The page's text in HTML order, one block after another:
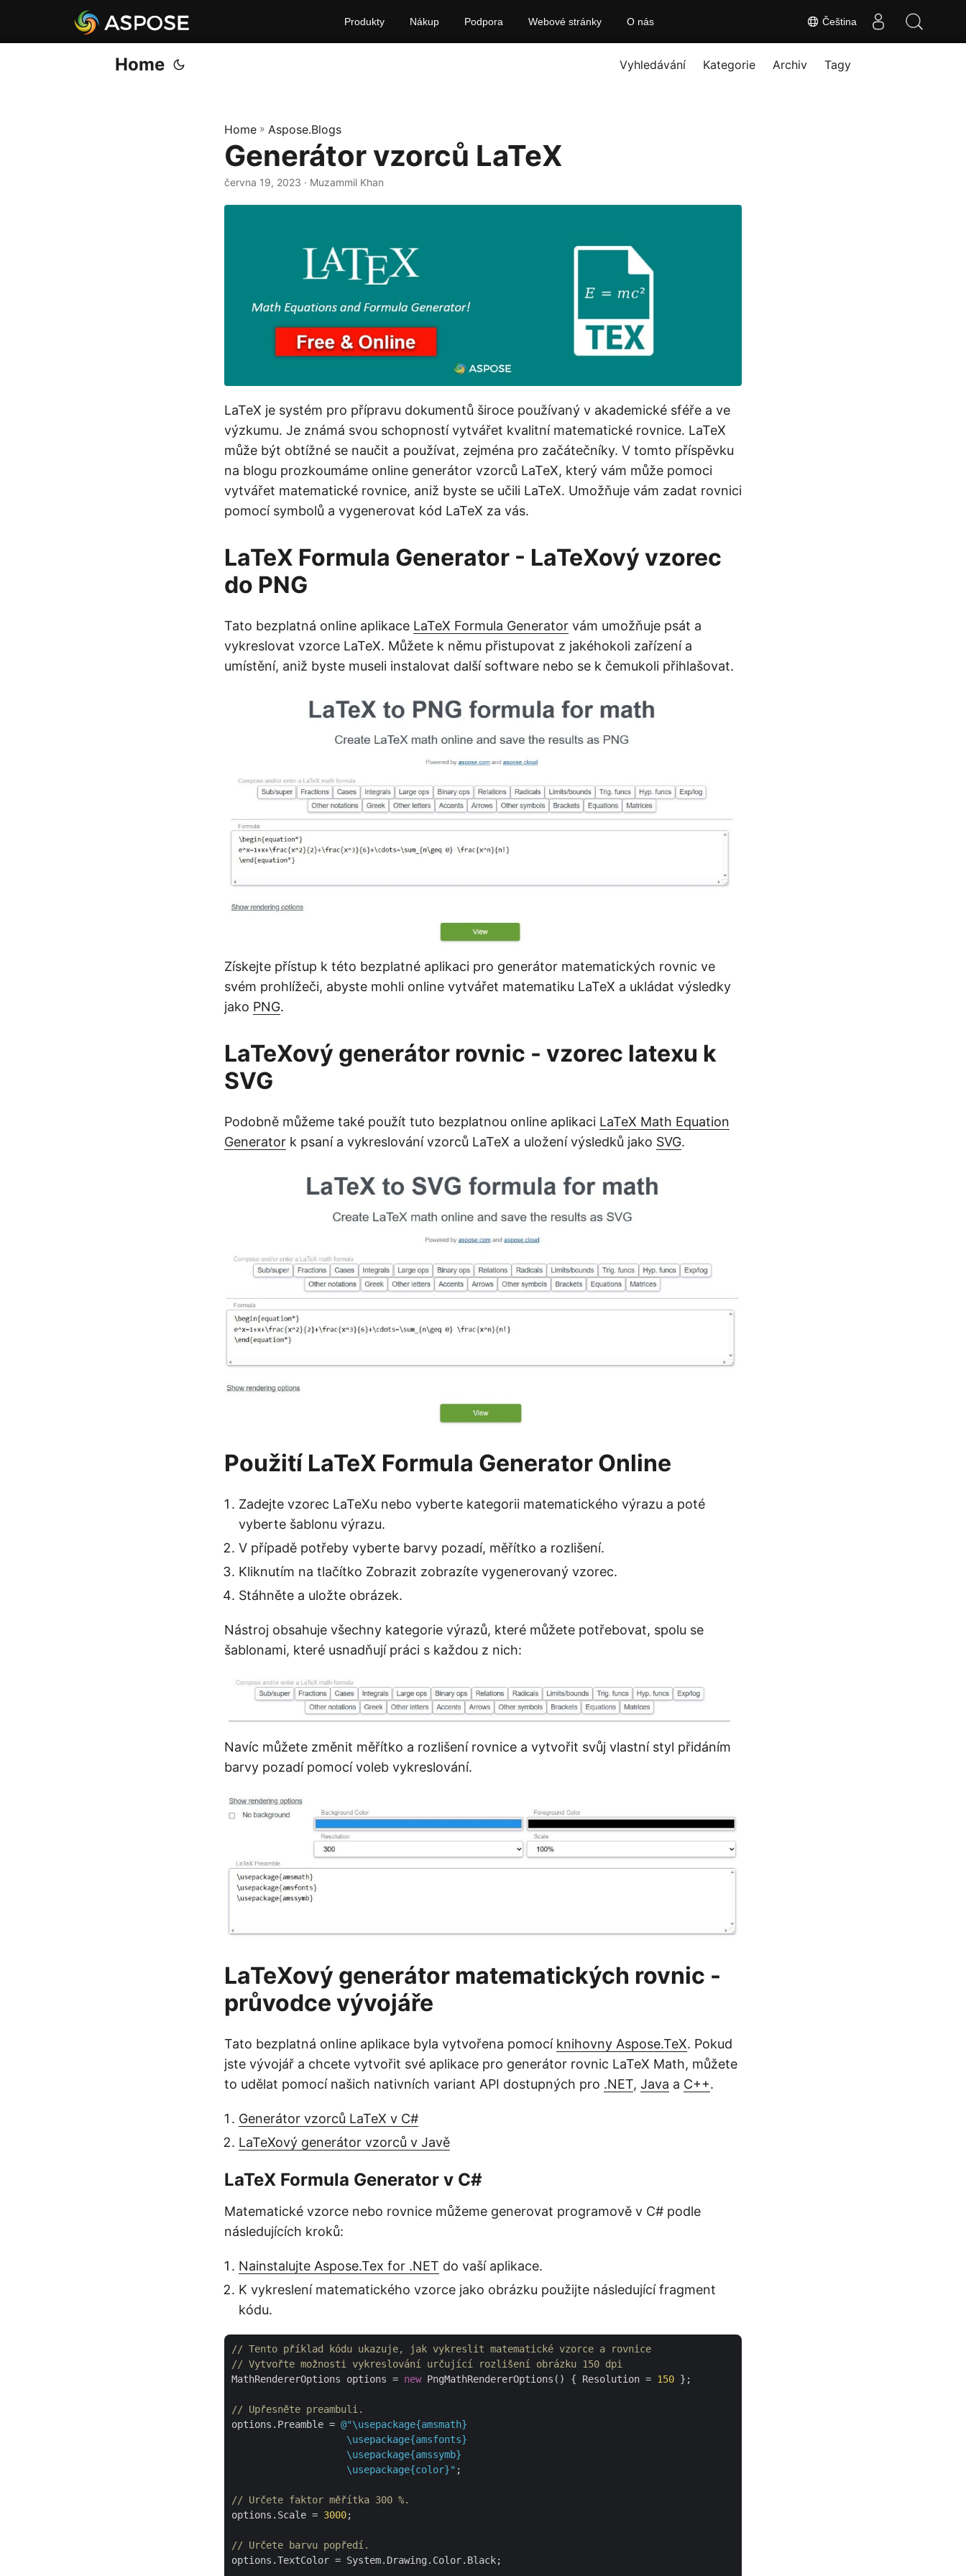
Čeština
Produkty Nákup Podpora Webové stránky O nás
Home Vyhledávání Kategorie Archiv Tagy
Home » Aspose.Blogs
Generátor vzorců LaTeX
června 19, 2023 · Muzammil Khan
LaTeX je systém pro přípravu dokumentů široce používaný v akademické sféře a ve
výzkumu. Je známá svou schopností vytvářet kvalitní matematické rovnice. LaTeX
může být obtížné se naučit a používat, zejména pro začátečníky. V tomto příspěvku
na blogu prozkoumáme online generátor vzorců LaTeX, který vám může pomoci
vytvářet matematické rovnice, aniž byste se učili LaTeX. Umožňuje vám zadat rovnici
pomocí symbolů a vygenerovat kód LaTeX za vás.
LaTeX Formula Generator - LaTeXový vzorec
do PNG
Tato bezplatná online aplikace LaTeX Formula Generator vám umožňuje psát a
vykreslovat vzorce LaTeX. Můžete k němu přistupovat z jakéhokoli zařízení a
umístění, aniž byste museli instalovat další software nebo se k čemukoli přihlašovat.
Získejte přístup k této bezplatné aplikaci pro generátor matematických rovnic ve
svém prohlížeči, abyste mohli online vytvářet matematiku LaTeX a ukládat výsledky
jako PNG.
LaTeXový generátor rovnic - vzorec latexu k
SVG
Podobně můžeme také použít tuto bezplatnou online aplikaci LaTeX Math Equation
Generator k psaní a vykreslování vzorců LaTeX a uložení výsledků jako SVG.
Použití LaTeX Formula Generator Online
Zadejte vzorec LaTeXu nebo vyberte kategorii matematického výrazu a poté
vyberte šablonu výrazu.
V případě potřeby vyberte barvy pozadí, měřítko a rozlišení.
Kliknutím na tlačítko Zobrazit zobrazíte vygenerovaný vzorec.
Stáhněte a uložte obrázek.
Nástroj obsahuje všechny kategorie výrazů, které můžete potřebovat, spolu se
šablonami, které usnadňují práci s každou z nich:
Navíc můžete změnit měřítko a rozlišení rovnice a vytvořit svůj vlastní styl přidáním
barvy pozadí pomocí voleb vykreslování.
LaTeXový generátor matematických rovnic -
průvodce vývojáře
Tato bezplatná online aplikace byla vytvořena pomocí knihovny Aspose.TeX. Pokud
jste vývojář a chcete vytvořit své aplikace pro generátor rovnic LaTeX Math, můžete
to udělat pomocí našich nativních variant API dostupných pro .NET, Java a C++.
Generátor vzorců LaTeX v C#
LaTeXový generátor vzorců v Javě
LaTeX Formula Generator v C#
Matematické vzorce nebo rovnice můžeme generovat programově v C# podle
následujících kroků:
Nainstalujte Aspose.Tex for .NET do vaší aplikace.
K vykreslení matematického vzorce jako obrázku použijte následující fragment
kódu.
// Tento příklad kódu ukazuje, jak vykreslit matematické vzorce a rovnice
// Vytvořte možnosti vykreslování určující rozlišení obrázku 150 dpi
MathRendererOptions options = new PngMathRendererOptions() { Resolution = 150 };
// Upřesněte preambuli.
options.Preamble = @"\usepackage{amsmath}
                    \usepackage{amsfonts}
                    \usepackage{amssymb}
                    \usepackage{color}"
;
// Určete faktor měřítka 300 %.
options.Scale = 3000;
// Určete barvu popředí.
options.TextColor = System.Drawing.Color.Black;